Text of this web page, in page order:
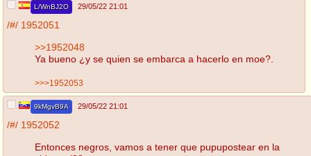
L/WnBJ2O 29/05/22 21:01
/#/ 1952051
>>1952048
Ya bueno ¿y se quien se embarca a hacerlo en moe?.
>>>1952053
9kMgvB9A 29/05/22 21:01
/#/ 1952052
Entonces negros, vamos a tener que pupupostear en la